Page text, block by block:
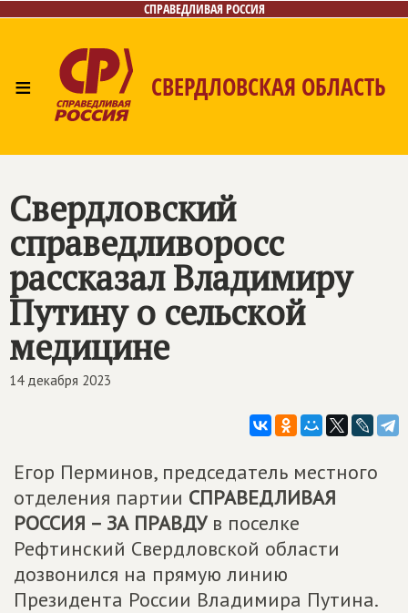
СПРАВЕДЛИВАЯ РОССИЯ
≡ СВЕРДЛОВСКАЯ ОБЛАСТЬ
Поиск
Свердловский
справедливоросс
рассказал Владимиру
Путину о сельской
медицине
14 декабря 2023
Егор Перминов, председатель местного
отделения партии СПРАВЕДЛИВАЯ
РОССИЯ – ЗА ПРАВДУв поселке
Рефтинский Свердловской области
дозвонился на прямую линию
Президента России Владимира Путина.